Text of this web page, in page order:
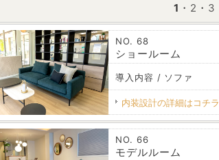
1 ・ 2 ・ 3
NO. 68
ショールーム
導入内容 / ソファ
内装設計の詳細はコチラ
NO. 66
モデルルーム